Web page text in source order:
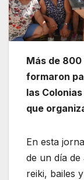
Más de
formaron
las
que
En esta
de un día de
reiki, bailes